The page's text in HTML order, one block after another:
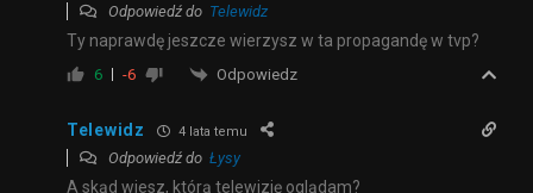
Odpowiedź do Telewidz
Ty naprawdę jeszcze wierzysz w ta propagandę w tvp?
6 -6 Odpowiedz
Telewidz 4 lata temu
Odpowiedź do Łysy
A skąd wiesz, którą telewizję oglądam?